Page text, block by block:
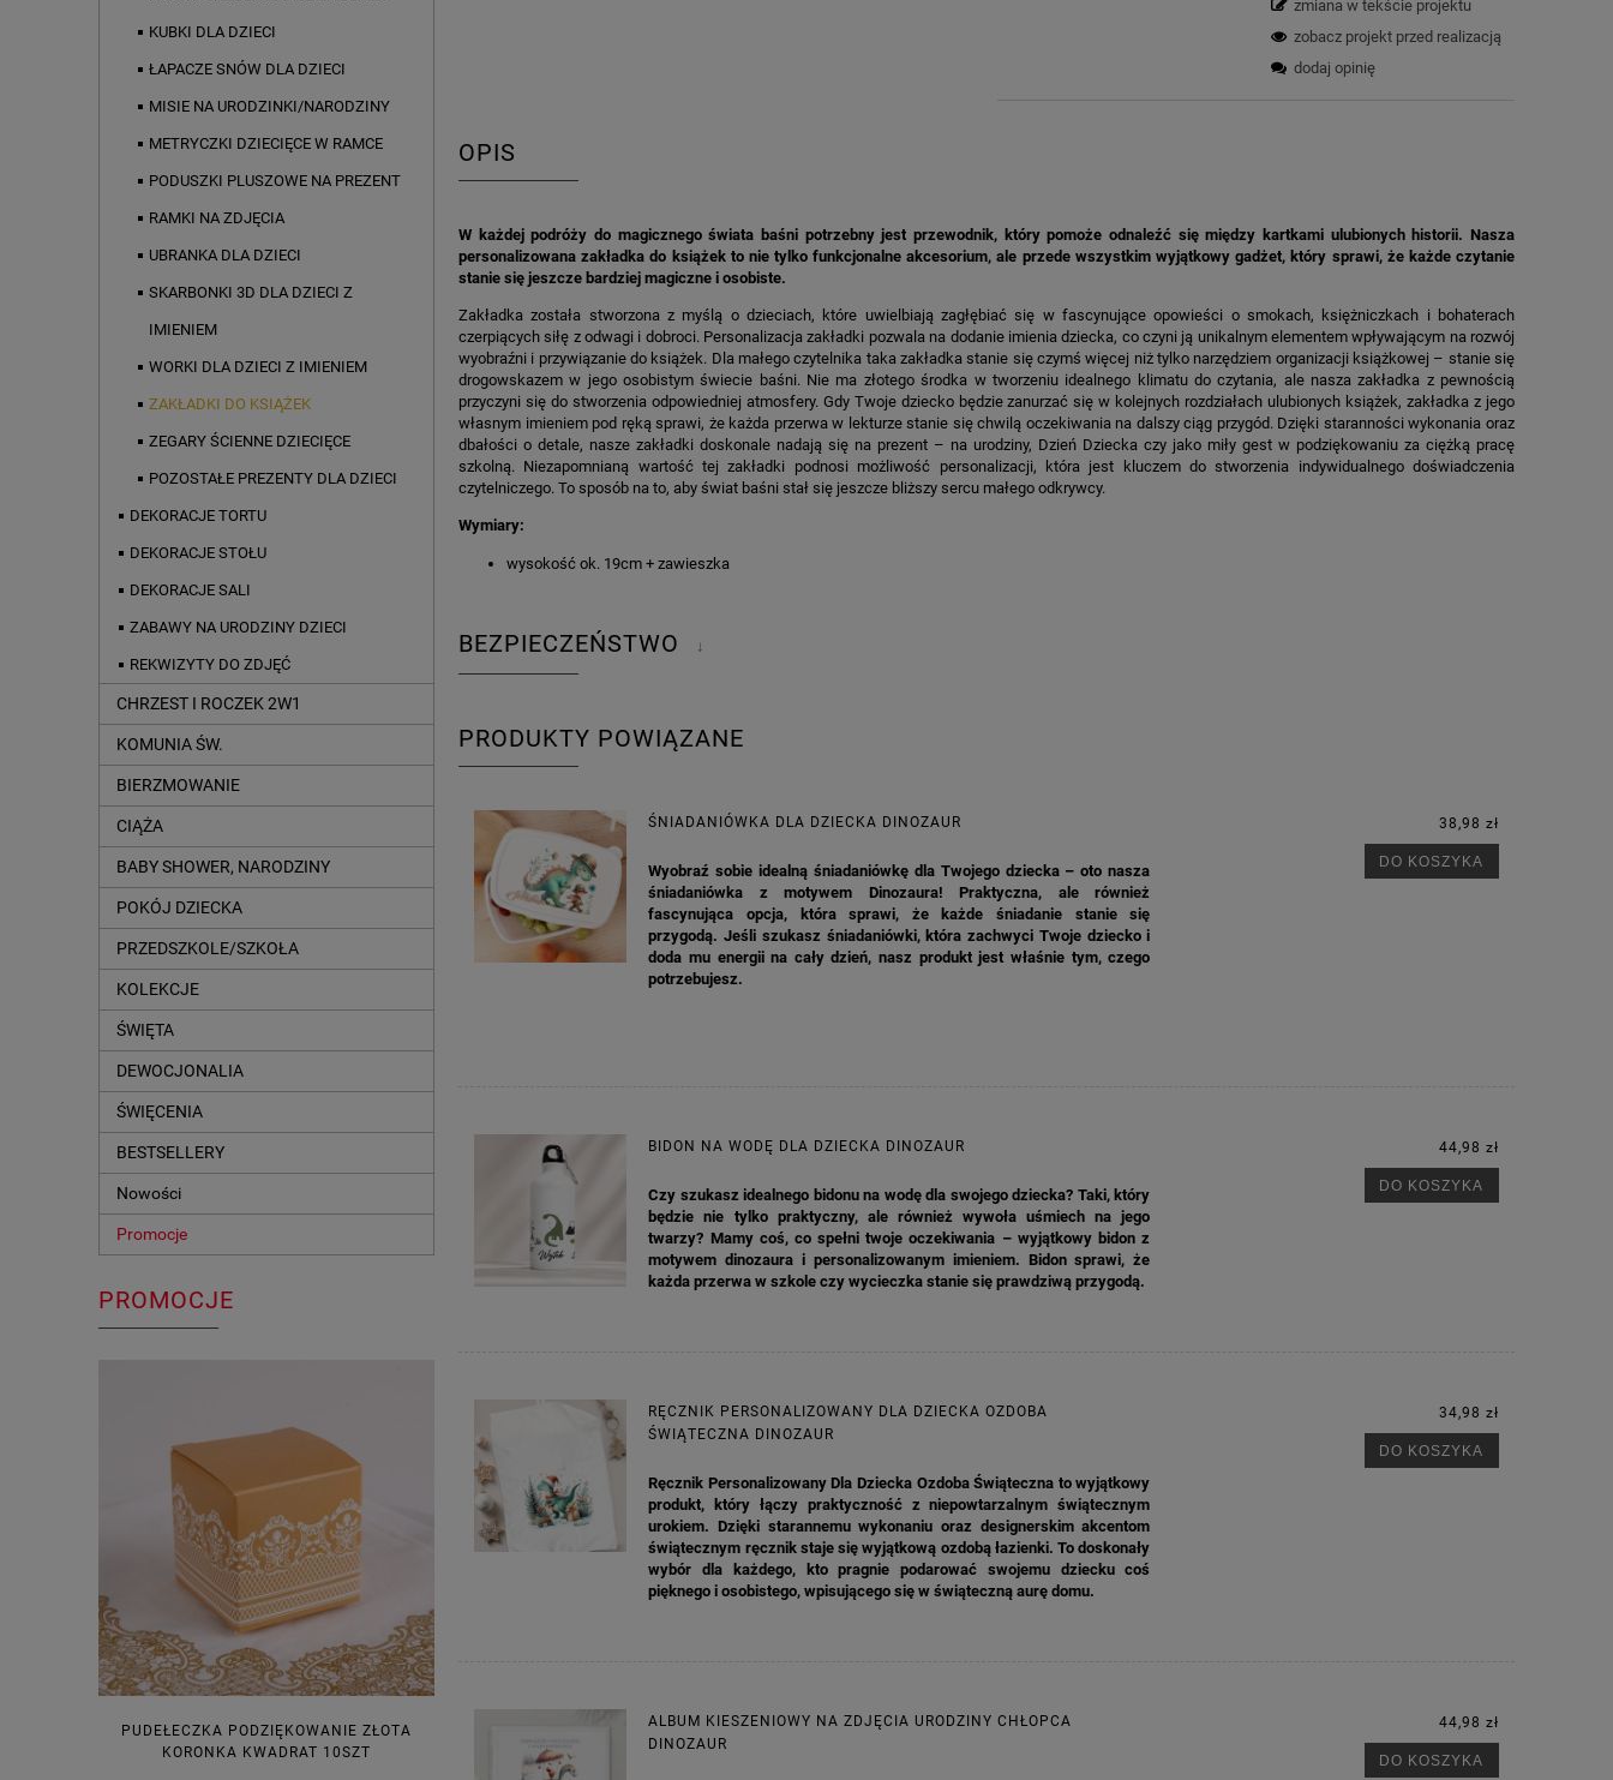
KUBKI DLA DZIECI
ŁAPACZE SNÓW DLA DZIECI
MISIE NA URODZINKI/NARODZINY
METRYCZKI DZIECIĘCE W RAMCE
PODUSZKI PLUSZOWE NA PREZENT
RAMKI NA ZDJĘCIA
UBRANKA DLA DZIECI
SKARBONKI 3D DLA DZIECI Z
IMIENIEM
WORKI DLA DZIECI Z IMIENIEM
ZAKŁADKI DO KSIĄŻEK
ZEGARY ŚCIENNE DZIECIĘCE
POZOSTAŁE PREZENTY DLA DZIECI
DEKORACJE TORTU
DEKORACJE STOŁU
DEKORACJE SALI
ZABAWY NA URODZINY DZIECI
REKWIZYTY DO ZDJĘĆ
CHRZEST I ROCZEK 2W1
KOMUNIA ŚW.
BIERZMOWANIE
CIĄŻA
BABY SHOWER, NARODZINY
POKÓJ DZIECKA
PRZEDSZKOLE/SZKOŁA
KOLEKCJE
ŚWIĘTA
DEWOCJONALIA
ŚWIĘCENIA
BESTSELLERY
Nowości
Promocje
PROMOCJE
PUDEŁECZKA PODZIĘKOWANIE ZŁOTA
KORONKA KWADRAT 10SZT
WINIETKI NA KIELISZKI OKRĄGŁE WHITE
DREAM 10SZT
GIRLANDA BIAŁE PIÓRKA ZE ZŁOTEM
zmiana w tekście projektu
zobacz projekt przed realizacją
dodaj opinię
OPIS
W każdej podróży do magicznego świata baśni potrzebny jest przewodnik, który pomoże odnaleźć się między kartkami ulubionych historii. Nasza
personalizowana zakładka do książek to nie tylko funkcjonalne akcesorium, ale przede wszystkim wyjątkowy gadżet, który sprawi, że każde czytanie
stanie się jeszcze bardziej magiczne i osobiste.
Zakładka została stworzona z myślą o dzieciach, które uwielbiają zagłębiać się w fascynujące opowieści o smokach, księżniczkach i bohaterach
czerpiących siłę z odwagi i dobroci. Personalizacja zakładki pozwala na dodanie imienia dziecka, co czyni ją unikalnym elementem wpływającym na rozwój
wyobraźni i przywiązanie do książek. Dla małego czytelnika taka zakładka stanie się czymś więcej niż tylko narzędziem organizacji książkowej – stanie się
drogowskazem w jego osobistym świecie baśni. Nie ma złotego środka w tworzeniu idealnego klimatu do czytania, ale nasza zakładka z pewnością
przyczyni się do stworzenia odpowiedniej atmosfery. Gdy Twoje dziecko będzie zanurzać się w kolejnych rozdziałach ulubionych książek, zakładka z jego
własnym imieniem pod ręką sprawi, że każda przerwa w lekturze stanie się chwilą oczekiwania na dalszy ciąg przygód. Dzięki staranności wykonania oraz
dbałości o detale, nasze zakładki doskonale nadają się na prezent – na urodziny, Dzień Dziecka czy jako miły gest w podziękowaniu za ciężką pracę
szkolną. Niezapomnianą wartość tej zakładki podnosi możliwość personalizacji, która jest kluczem do stworzenia indywidualnego doświadczenia
czytelniczego. To sposób na to, aby świat baśni stał się jeszcze bliższy sercu małego odkrywcy.
Wymiary:
wysokość ok. 19cm + zawieszka
BEZPIECZEŃSTWO ↓
PRODUKTY POWIĄZANE
ŚNIADANIÓWKA DLA DZIECKA DINOZAUR
Wyobraź sobie idealną śniadaniówkę dla Twojego dziecka – oto nasza
śniadaniówka z motywem Dinozaura! Praktyczna, ale również
fascynująca opcja, która sprawi, że każde śniadanie stanie się
przygodą. Jeśli szukasz śniadaniówki, która zachwyci Twoje dziecko i
doda mu energii na cały dzień, nasz produkt jest właśnie tym, czego
potrzebujesz.
38,98 zł
DO KOSZYKA
BIDON NA WODĘ DLA DZIECKA DINOZAUR
Czy szukasz idealnego bidonu na wodę dla swojego dziecka? Taki, który
będzie nie tylko praktyczny, ale również wywoła uśmiech na jego
twarzy? Mamy coś, co spełni twoje oczekiwania – wyjątkowy bidon z
motywem dinozaura i personalizowanym imieniem. Bidon sprawi, że
każda przerwa w szkole czy wycieczka stanie się prawdziwą przygodą.
44,98 zł
DO KOSZYKA
RĘCZNIK PERSONALIZOWANY DLA DZIECKA OZDOBA
ŚWIĄTECZNA DINOZAUR
Ręcznik Personalizowany Dla Dziecka Ozdoba Świąteczna to wyjątkowy
produkt, który łączy praktyczność z niepowtarzalnym świątecznym
urokiem. Dzięki starannemu wykonaniu oraz designerskim akcentom
świątecznym ręcznik staje się wyjątkową ozdobą łazienki. To doskonały
wybór dla każdego, kto pragnie podarować swojemu dziecku coś
pięknego i osobistego, wpisującego się w świąteczną aurę domu.
34,98 zł
DO KOSZYKA
ALBUM KIESZENIOWY NA ZDJĘCIA URODZINY CHŁOPCA
DINOZAUR
44,98 zł
DO KOSZYKA